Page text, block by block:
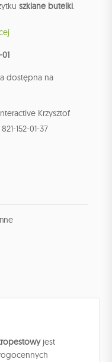
szklane butelki.
dostępna na
Krzysztof
152-01-37
jest